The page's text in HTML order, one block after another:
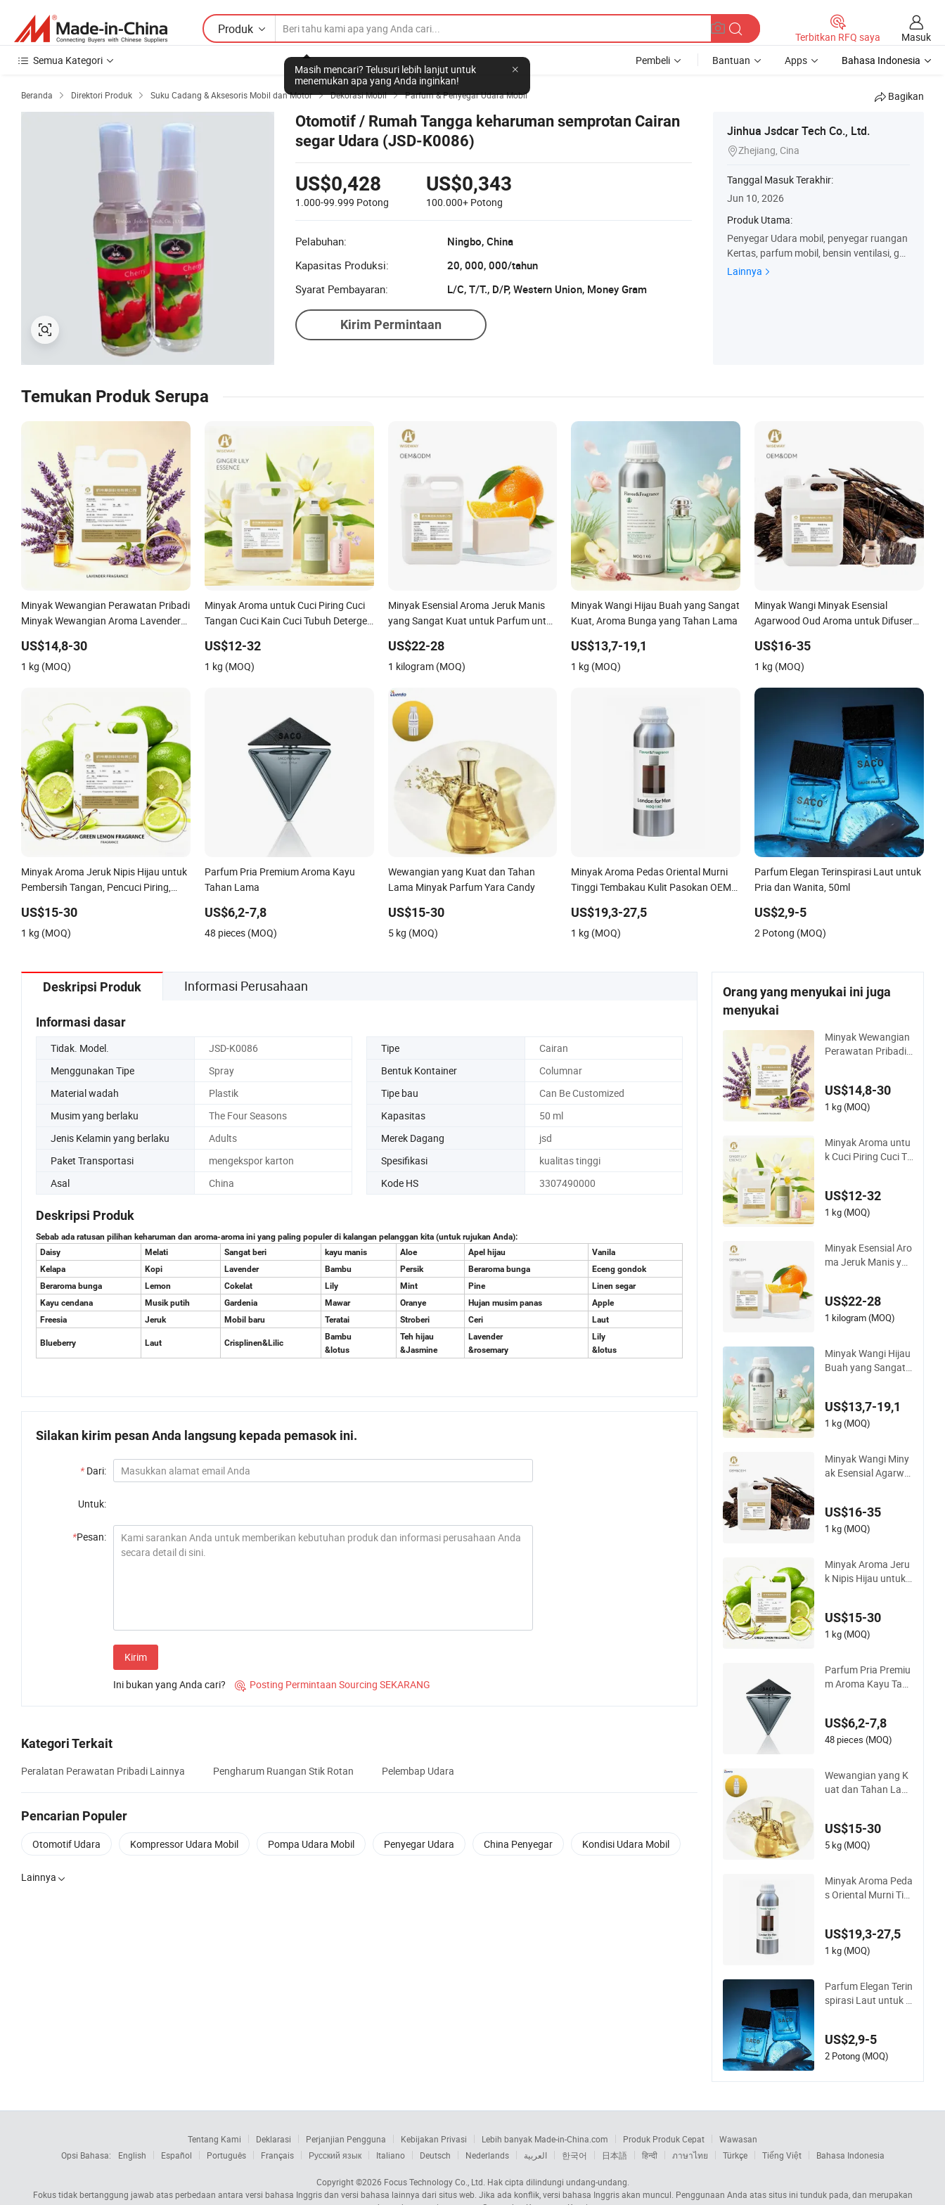
Produk
Masih mencari? Telusuri lebih lanjut untuk
menemukan apa yang Anda inginkan!
Terbitkan RFQ saya
Masuk
Semua Kategori
Pembeli Bantuan Apps Bahasa Indonesia
Beranda  Direktori Produk  Suku Cadang & Aksesoris Mobil dan Motor  Dekorasi Mobil  Parfum & Penyegar Udara Mobil Bagikan
Otomotif / Rumah Tangga keharuman semprotan Cairan
segar Udara (JSD-K0086)
US$0,428
1.000-99.999 Potong
US$0,343
100.000+ Potong
Pelabuhan:
Ningbo, China
Kapasitas Produksi:
20, 000, 000/tahun
Syarat Pembayaran:
L/C, T/T., D/P, Western Union, Money Gram
Kirim Permintaan
Jinhua Jsdcar Tech Co., Ltd.
Zhejiang, Cina
Tanggal Masuk Terakhir:
Jun 10, 2026
Produk Utama:
Penyegar Udara mobil, penyegar ruangan
Kertas, parfum mobil, bensin ventilasi, ga
ntungan Promosi, Selaput berlapis Brathe
Lainnya
Temukan Produk Serupa
Minyak Wewangian Perawatan Pribadi
Minyak Wewangian Aroma Lavender
Kimia Harian Minyak Esensial untuk
Sampo Lilin Sabun
US$14,8-30
1 kg (MOQ)
Minyak Aroma untuk Cuci Piring Cuci
Tangan Cuci Kain Cuci Tubuh Detergen
Pakaian Minyak Esensial Lilin Sabun
Aroma Lily
US$12-32
1 kg (MOQ)
Minyak Esensial Aroma Jeruk Manis
yang Sangat Kuat untuk Parfum untuk
US$22-28
1 kilogram (MOQ)
Minyak Wangi Hijau Buah yang Sangat
Kuat, Aroma Bunga yang Tahan Lama
US$13,7-19,1
1 kg (MOQ)
Minyak Wangi Minyak Esensial
Agarwood Oud Aroma untuk Difuser
Gigi Gel Mandi
US$16-35
1 kg (MOQ)
Minyak Aroma Jeruk Nipis Hijau untuk
Pembersih Tangan, Pencuci Piring,
Deterjen, Aroma Laundry, Minyak
Esensial, Minyak Parfum, Lilin
US$15-30
1 kg (MOQ)
Parfum Pria Premium Aroma Kayu
Tahan Lama
US$6,2-7,8
48 pieces (MOQ)
Wewangian yang Kuat dan Tahan
Lama Minyak Parfum Yara Candy
US$15-30
5 kg (MOQ)
Minyak Aroma Pedas Oriental Murni
Tinggi Tembakau Kulit Pasokan OEM
US$19,3-27,5
1 kg (MOQ)
Parfum Elegan Terinspirasi Laut untuk
Pria dan Wanita, 50ml
US$2,9-5
2 Potong (MOQ)
Deskripsi Produk Informasi Perusahaan
Informasi dasar
Tidak. Model. JSD-K0086 Tipe
Cairan
Menggunakan Tipe
Spray Bentuk Kontainer
Columnar
Material wadah
Plastik Tipe bau
Can Be Customized
Musim yang berlaku
The Four Seasons Kapasitas
50 ml
Jenis Kelamin yang berlaku
Adults Merek Dagang
jsd
Paket Transportasi
mengekspor karton Spesifikasi
kualitas tinggi
Asal
China Kode HS 3307490000
Deskripsi Produk
Sebab ada ratusan pilihan keharuman dan aroma-aroma ini yang paling populer di kalangan pelanggan kita (untuk rujukan Anda):
Daisy
Melati Sangat beri kayu manis Aloe Apel hijau
Vanila
Kelapa
Kopi Lavender Bambu Persik Beraroma bunga
Eceng gondok
Beraroma bunga
Lemon Cokelat Lily Mint Pine
Linen segar
Kayu cendana
Musik putih Gardenia Mawar Oranye Hujan musim panas
Apple
Freesia
Jeruk Mobil baru Teratai Stroberi Ceri Laut
Blueberry Laut Crisplinen&Lilic
Bambu
&lotus
Teh hijau
&Jasmine
Lavender
&rosemary
Lily
&lotus
Silakan kirim pesan Anda langsung kepada pemasok ini.
* Dari:
Untuk:
*Pesan:
Kirim
Ini bukan yang Anda cari?  Posting Permintaan Sourcing SEKARANG
Kategori Terkait
Peralatan Perawatan Pribadi Lainnya Pengharum Ruangan Stik Rotan Pelembap Udara
Pencarian Populer
Otomotif Udara Kompressor Udara Mobil Pompa Udara Mobil Penyegar Udara China Penyegar Kondisi Udara Mobil
Lainnya 
Orang yang menyukai ini juga
menyukai
Minyak Wewangian
Perawatan Pribadi
rfum Detergen Wew
angian Bahan Kimia
in Sabun
US$14,8-30
1 kg (MOQ)
Minyak Aroma untu
k Cuci Piring Cuci Ta
ia Harian Minyak Ar
oma Cuci Pakaian
US$12-32
1 kg (MOQ)
Minyak Esensial Aro
ma Jeruk Manis yan
mbuatan Sabun Pe
masok Grosir
US$22-28
1 kilogram (MOQ)
Minyak Wangi Hijau
Buah yang Sangat
US$13,7-19,1
1 kg (MOQ)
Minyak Wangi Miny
ak Esensial Agarwo
rfum Lilin Sabun Cai
r Pasta Gigi Gel Ma
US$16-35
1 kg (MOQ)
Minyak Aroma Jeru
k Nipis Hijau untuk
rgen Kimia Harian,
Aroma Deterjen, Aro
rfum, Lilin
US$15-30
1 kg (MOQ)
Parfum Pria Premiu
m Aroma Kayu Tah
US$6,2-7,8
48 pieces (MOQ)
Wewangian yang K
uat dan Tahan Lam
US$15-30
5 kg (MOQ)
Minyak Aroma Peda
s Oriental Murni Tin
sung Pabrik
US$19,3-27,5
1 kg (MOQ)
Parfum Elegan Terin
spirasi Laut untuk P
US$2,9-5
2 Potong (MOQ)
Tentang Kami Deklarasi Perjanjian Pengguna Kebijakan Privasi Lebih banyak Made-in-China.com Produk Produk Cepat
Wawasan
Opsi Bahasa:
English Español Português Français Русский язык Italiano Deutsch Nederlands العربية 한국어 日本語 हिन्दी ภาษาไทย Türkçe Tiếng Việt Bahasa Indonesia
Copyright ©2026 Focus Technology Co., Ltd. Hak cipta dilindungi undang-undang.
Fokus tidak bertanggung jawab atas perbedaan antara versi bahasa Inggris dan versi bahasa lainnya dari situs web. Jika ada konflik, versi bahasa Inggris akan muncul. Penggunaan Anda atas situs ini tunduk pada, dan merupakan